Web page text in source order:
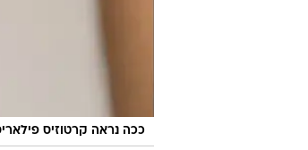
ככה נראה קרטוזיס